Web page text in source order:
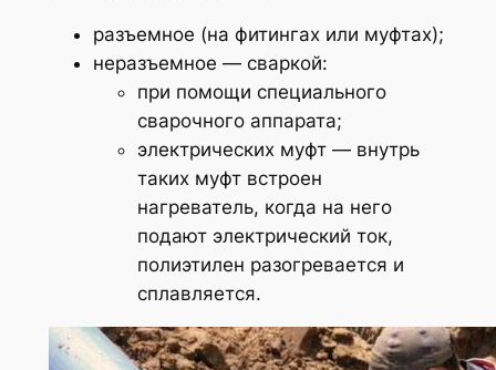
разъемное (на фитингах или муфтах);
неразъемное — сваркой:
при помощи специального
сварочного аппарата;
электрических муфт — внутрь
таких муфт встроен
нагреватель, когда на него
подают электрический ток,
полиэтилен разогревается и
сплавляется.